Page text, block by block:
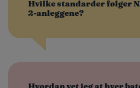
Hvilke standarder følger
2‑anleggene?
Hvordan vet jeg at hver